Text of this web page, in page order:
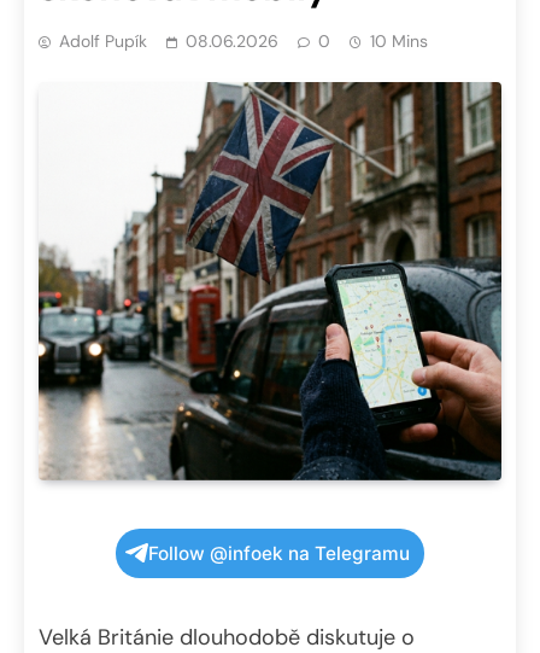
Adolf Pupík 08.06.2026 0 10 Mins
Follow @infoek na Telegramu
Velká Británie dlouhodobě diskutuje o